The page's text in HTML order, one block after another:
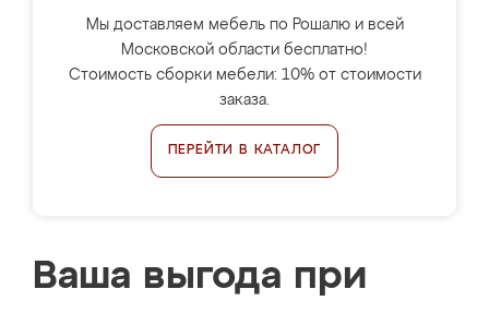
Мы доставляем мебель по Рошалю и всей
Московской области бесплатно!
Стоимость сборки мебели: 10% от стоимости
заказа.
ПЕРЕЙТИ В КАТАЛОГ
Ваша выгода при